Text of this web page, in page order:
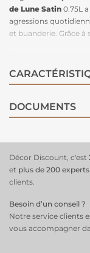
de Lune Satin 0.75L
agressions
et buanderie. Grâce
lessivableet
De l'eau et une
glycérophtaliques.
principes actifs, ce
temps. Sobre et
teinte incontournable
naturelle et raffinée.
DOCUMENTS
Décor Discount, c'est
et plus de 200 experts
clients.
Besoin d’un conseil ?
Notre service clients
vous accompagner